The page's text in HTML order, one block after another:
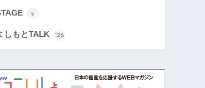
5
しもとTALK 126